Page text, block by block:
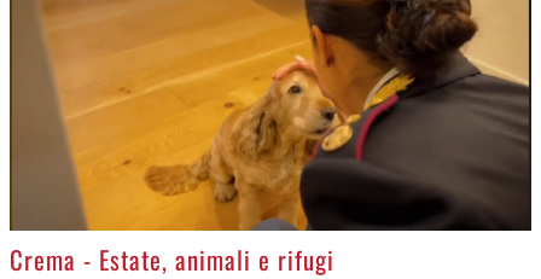
>
Crema - Estate, animali e rifugi